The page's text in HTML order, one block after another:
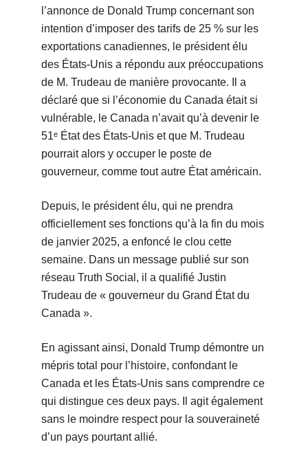
l’annonce de Donald Trump concernant son
intention d’imposer des tarifs de 25 % sur les
exportations canadiennes, le président élu
des États-Unis a répondu aux préoccupations
de M. Trudeau de manière provocante. Il a
déclaré que si l’économie du Canada était si
vulnérable, le Canada n’avait qu’à devenir le
51ᵉ État des États-Unis et que M. Trudeau
pourrait alors y occuper le poste de
gouverneur, comme tout autre État américain.
Depuis, le président élu, qui ne prendra
officiellement ses fonctions qu’à la fin du mois
de janvier 2025, a enfoncé le clou cette
semaine. Dans un message publié sur son
réseau Truth Social, il a qualifié Justin
Trudeau de « gouverneur du Grand État du
Canada ».
En agissant ainsi, Donald Trump démontre un
mépris total pour l’histoire, confondant le
Canada et les États-Unis sans comprendre ce
qui distingue ces deux pays. Il agit également
sans le moindre respect pour la souveraineté
d’un pays pourtant allié.